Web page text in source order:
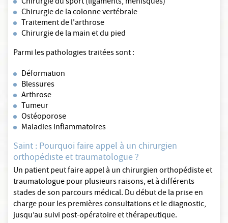
Chirurgie de la colonne vertébrale
Traitement de l'arthrose
Chirurgie de la main et du pied
Parmi les pathologies traitées sont :
Déformation
Blessures
Arthrose
Tumeur
Ostéoporose
Maladies inflammatoires
Saint : Pourquoi faire appel à un chirurgien
orthopédiste et traumatologue ?
Un patient peut faire appel à un chirurgien orthopédiste et
traumatologue pour plusieurs raisons, et à différents
stades de son parcours médical. Du début de la prise en
charge pour les premières consultations et le diagnostic,
jusqu’au suivi post-opératoire et thérapeutique.